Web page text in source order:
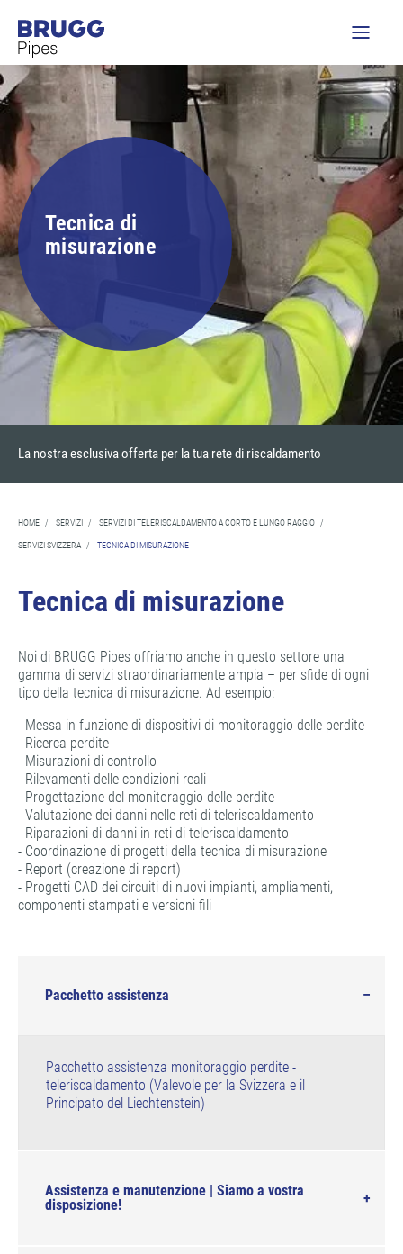
Tecnica di
misurazione
La nostra esclusiva offerta per la tua rete di riscaldamento
HOME / SERVIZI / SERVIZI DI TELERISCALDAMENTO A CORTO E LUNGO RAGGIO /
SERVIZI SVIZZERA / TECNICA DI MISURAZIONE
Tecnica di misurazione
Noi di BRUGG Pipes offriamo anche in questo settore una
gamma di servizi straordinariamente ampia – per sfide di ogni
tipo della tecnica di misurazione. Ad esempio:
- Messa in funzione di dispositivi di monitoraggio delle perdite
- Ricerca perdite
- Misurazioni di controllo
- Rilevamenti delle condizioni reali
- Progettazione del monitoraggio delle perdite
- Valutazione dei danni nelle reti di teleriscaldamento
- Riparazioni di danni in reti di teleriscaldamento
- Coordinazione di progetti della tecnica di misurazione
- Report (creazione di report)
- Progetti CAD dei circuiti di nuovi impianti, ampliamenti,
componenti stampati e versioni fili
Pacchetto assistenza
Pacchetto assistenza monitoraggio perdite -
teleriscaldamento (Valevole per la Svizzera e il
Principato del Liechtenstein)
Assistenza e manutenzione | Siamo a vostra
disposizione!